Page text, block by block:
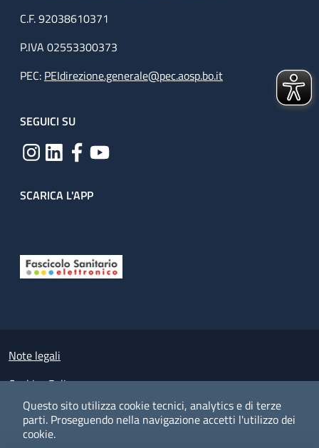
Questo sito utilizza cookie tecnici, analytics e di terze
parti. Proseguendo nella navigazione accetti l'utilizzo dei
cookie.
C.F. 92038610371
P.IVA 02553300373
PEC: PEIdirezione.generale@pec.aosp.bo.it
SEGUICI SU
SCARICA L'APP
Small prints
Note legali
Cookies Policy
Policy privacy e protezione del dato personale
Albo pretorio on-line